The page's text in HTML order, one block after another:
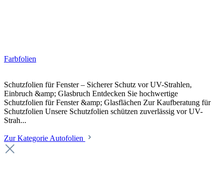
Farbfolien
Schutzfolien für Fenster – Sicherer Schutz vor UV-Strahlen,
Einbruch &amp; Glasbruch Entdecken Sie hochwertige
Schutzfolien für Fenster &amp; Glasflächen Zur Kaufberatung für
Schutzfolien Unsere Schutzfolien schützen zuverlässig vor UV-
Strah...
Zur Kategorie Autofolien